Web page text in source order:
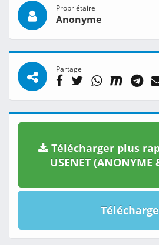
Propriétaire
Anonyme
Partage
Télécharger plus
USENET (ANONYME